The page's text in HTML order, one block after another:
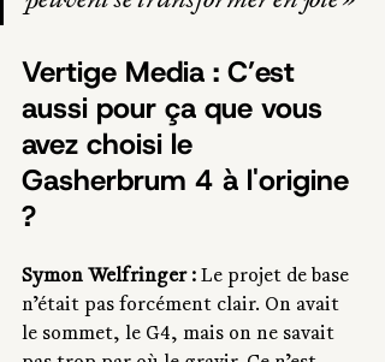
Vertige Media : C’est
aussi pour ça que vous
avez choisi le
Gasherbrum 4 à l'origine
?
Symon Welfringer : Le projet de base
n’était pas forcément clair. On avait
le sommet, le G4, mais on ne savait